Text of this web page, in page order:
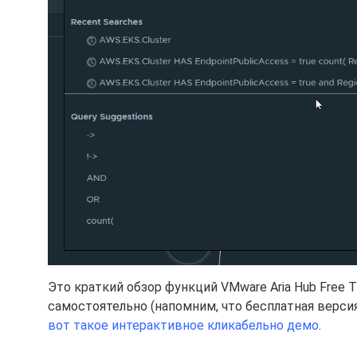
Это краткий обзор функций VMware Aria Hub
самостоятельно (напомним, что бесплатная
вот такое интерактивное кликабельно демо.